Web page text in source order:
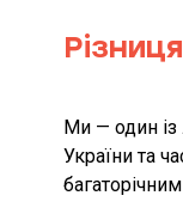
Ми — один із
України та